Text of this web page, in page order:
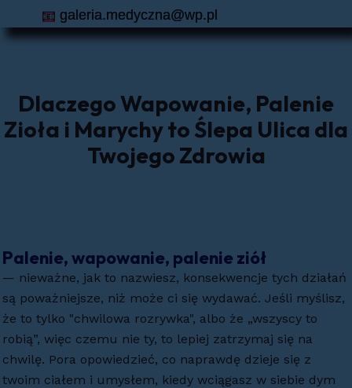
📧 galeria.medyczna@wp.pl
Dlaczego Wapowanie, Palenie
Zioła i Marychy to Ślepa Ulica dla
Twojego Zdrowia
Palenie, wapowanie, palenie ziół
— nieważne, jak to nazwiesz, konsekwencje tych działań
są poważniejsze, niż może ci się wydawać. Jeśli myślisz,
że to tylko "chwilowa rozrywka", albo że „wszyscy to
robią”, więc czemu nie ty, to lepiej zatrzymaj się na
chwilę. Pora opowiedzieć, co naprawdę dzieje się z
twoim ciałem i umysłem, kiedy wciągasz w siebie dym